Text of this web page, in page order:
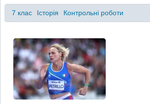
7 клас Історія Контрольні роботи